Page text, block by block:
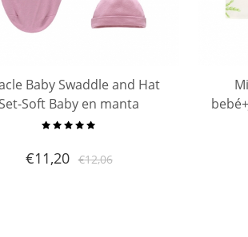
Baby Swaddle and Hat
Set-Soft Baby en manta
de algodón puro y
€11,20 €12,06